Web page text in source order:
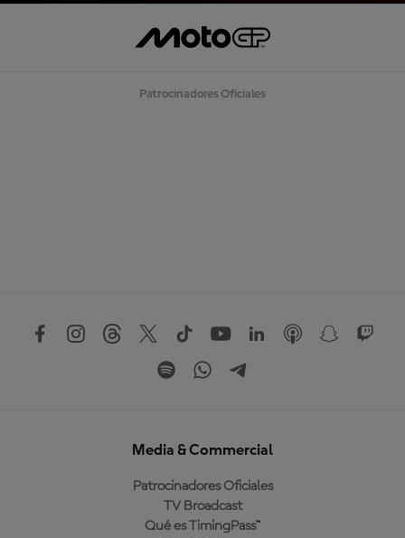
Patrocinadores Oficiales
Media & Commercial
Patrocinadores Oficiales
TV Broadcast
Qué es TimingPass™